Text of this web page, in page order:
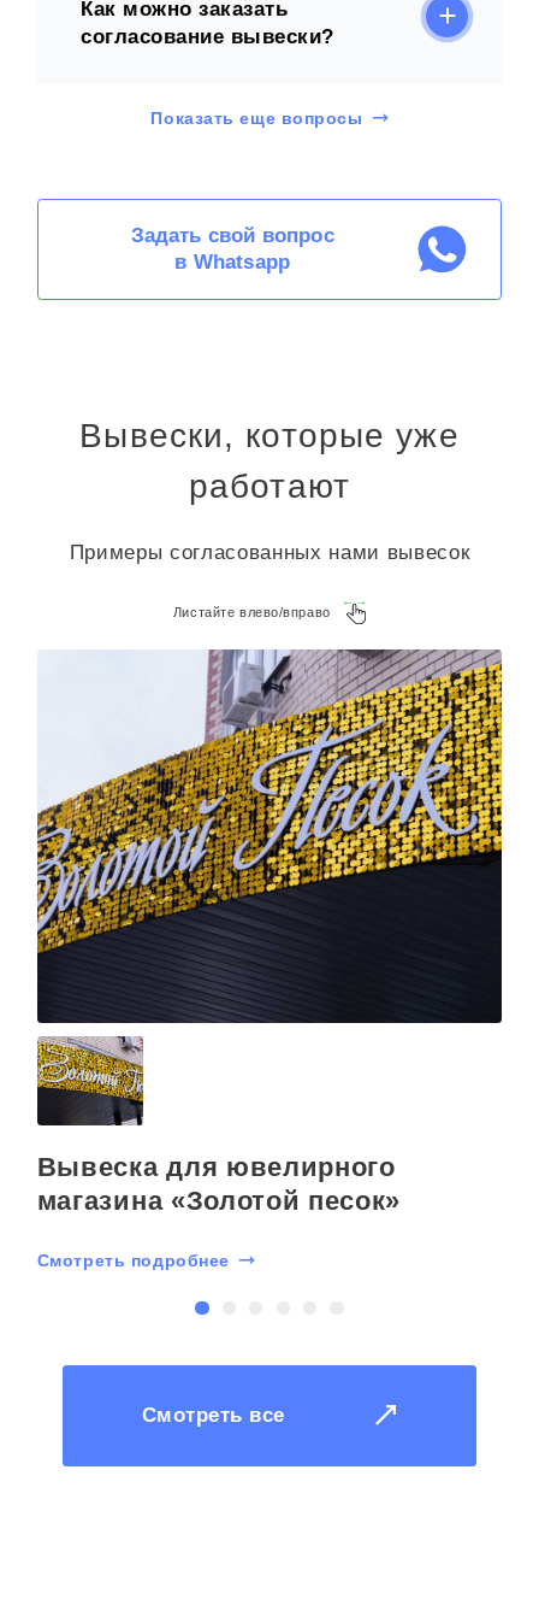
Как можно заказать
согласование вывески?
Показать еще вопросы
Задать свой вопрос
в Whatsapp
Вывески, которые уже
работают
Примеры согласованных нами вывесок
Листайте влево/вправо
Вывеска для ювелирного
магазина «Золотой песок»
Смотреть подробнее
Смотреть все